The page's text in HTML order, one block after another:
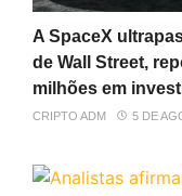
A SpaceX
de Wall Street,
milhões em
CRIPTO ADM 5 DE